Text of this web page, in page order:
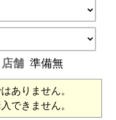
店舗 準備無
ありません。
できません。